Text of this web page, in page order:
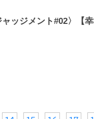
ッジメント#02〉【幸